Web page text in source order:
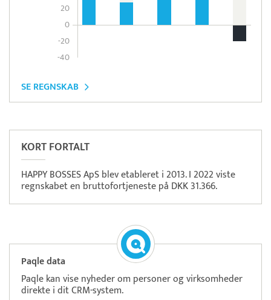
20
0
-20
-40
SE REGNSKAB
KORT FORTALT
HAPPY BOSSES ApS blev etableret i 2013. I 2022 viste
regnskabet en bruttofortjeneste på DKK 31.366.
Paqle data
Paqle kan vise nyheder om personer og virksomheder
direkte i dit CRM-system.